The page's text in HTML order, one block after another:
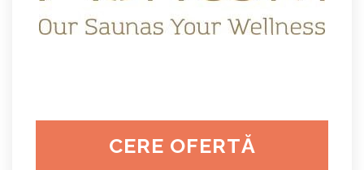
CERE OFERTĂ